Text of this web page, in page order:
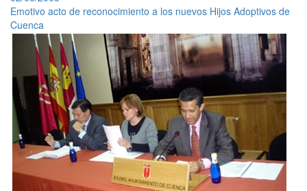
Emotivo acto de reconocimiento a los nuevos Hijos Adoptivos de
Cuenca